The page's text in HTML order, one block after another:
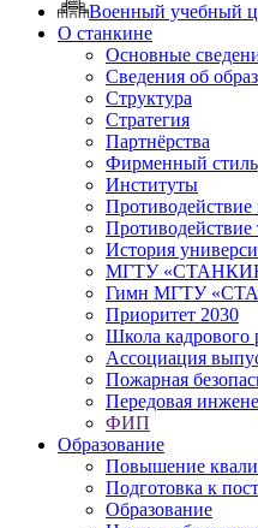
Военный учебный
О станкине
Основные
Сведения об
Структура
Стратегия
Партнёрства
Фирменный стиль
Институты
Противодействие
Противодействие
История
МГТУ
Гимн МГТУ
Приоритет 2030
Школа кадрового
Ассоциация
Пожарная
Передовая
ФИП
Образование
Повышение
Подготовка к
Образование